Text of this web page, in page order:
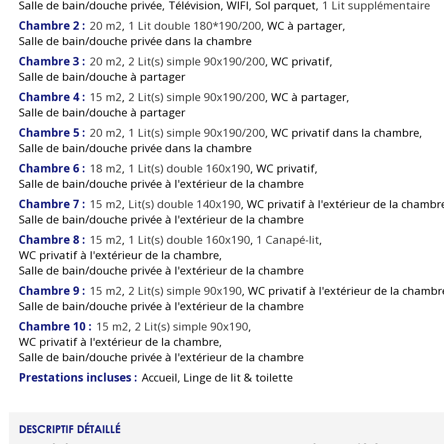
Salle de bain/douche privée Télévision WIFI Sol parquet 1 Lit supplémentaire
Chambre 2 : 20 m2 1 Lit double 180*190/200 WC à partager
Salle de bain/douche privée dans la chambre
Chambre 3 : 20 m2 2 Lit(s) simple 90x190/200 WC privatif
Salle de bain/douche à partager
Chambre 4 : 15 m2 2 Lit(s) simple 90x190/200 WC à partager
Salle de bain/douche à partager
Chambre 5 : 20 m2 1 Lit(s) simple 90x190/200 WC privatif dans la chambre
Salle de bain/douche privée dans la chambre
Chambre 6 : 18 m2 1 Lit(s) double 160x190 WC privatif
Salle de bain/douche privée à l'extérieur de la chambre
Chambre 7 : 15 m2 Lit(s) double 140x190 WC privatif à l'extérieur de la
Salle de bain/douche privée à l'extérieur de la chambre
Chambre 8 : 15 m2 1 Lit(s) double 160x190 1 Canapé-lit
WC privatif à l'extérieur de la chambre
Salle de bain/douche privée à l'extérieur de la chambre
Chambre 9 : 15 m2 2 Lit(s) simple 90x190 WC privatif à l'extérieur de la
Salle de bain/douche privée à l'extérieur de la chambre
Chambre 10 : 15 m2 2 Lit(s) simple 90x190
WC privatif à l'extérieur de la chambre
Salle de bain/douche privée à l'extérieur de la chambre
Prestations incluses : Accueil, Linge de lit & toilette
DESCRIPTIF DÉTAILLÉ